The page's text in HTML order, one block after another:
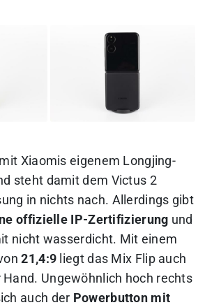
Xiaomis eigenem Longjing-
steht damit dem Victus 2
in nichts nach. Allerdings gibt
offizielle IP-Zertifizierung und
nicht wasserdicht. Mit einem
21,4:9 liegt das Mix Flip auch
Ungewöhnlich hoch rechts
auch der Powerbutton mit